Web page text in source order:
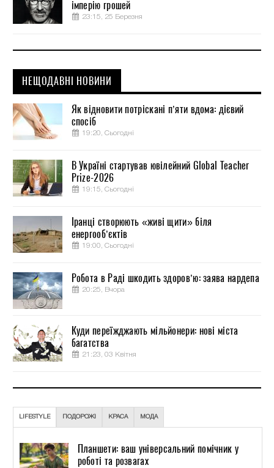
імперію грошей
23:15, 25 Березня
НЕЩОДАВНІ НОВИНИ
Як відновити потріскані п’яти вдома: дієвий
спосіб
19:20, Сьогодні
В Україні стартував ювілейний Global Teacher
Prize-2026
19:15, Сьогодні
Іранці створюють «живі щити» біля
енергооб’єктів
19:00, Сьогодні
Робота в Раді шкодить здоров’ю: заява нардепа
20:25, Вчора
Куди переїжджають мільйонери: нові міста
багатства
21:23, 03 Квітня
LIFESTYLE ПОДОРОЖІ КРАСА МОДА
Планшети: ваш універсальний помічник у
роботі та розвагах